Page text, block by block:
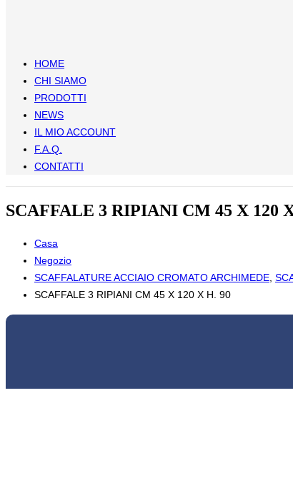
HOME
CHI SIAMO
PRODOTTI
NEWS
IL MIO ACCOUNT
F.A.Q.
CONTATTI
SCAFFALE 3 RIPIANI CM 45 X 120
Casa
Negozio
SCAFFALATURE ACCIAIO CROMATO ARCHIMEDE
SCAFFALE 3 RIPIANI CM 45 X 120 X H. 90